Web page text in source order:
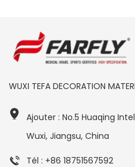
WUXI TEFA DECORATION
Ajouter : No.5 Huaqing
Wuxi, Jiangsu, China
Tél : +86 18751567592